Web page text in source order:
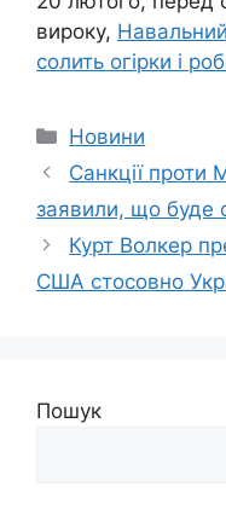
вироку,
солить огірки і
Категорії
Новини
Санкції проти
заявили, що буде
Курт Волкер
США стосовно
Пошук